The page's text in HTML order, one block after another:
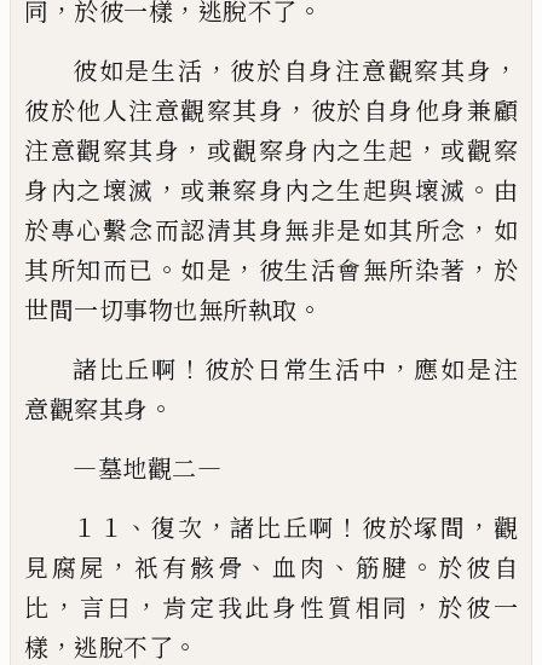
同 ， 於彼一樣 ， 逃脫不了 。
彼如是生活 ， 彼於自身注意觀察其身 ，
彼於他人注意觀察其身 ， 彼於自身他身兼顧
注意觀察其身 ， 或觀察身內之生起 ， 或觀察
身內之壞滅 ， 或兼察身內之生起與壞滅 。 由
於專心繫念而認清其身無非是如其所念 ， 如
其所知而已 。 如是 ， 彼生活會無所染著 ， 於
世間一切事物也無所執取 。
諸比丘啊 ！ 彼於日常生活中 ， 應如是注
意觀察其身 。
—墓地觀二—
１１ 、復次 ，諸比丘啊 ！ 彼於塚間 ， 觀
見腐屍 ， 祇有骸骨 、血肉 、 筋腱 。 於彼自
比 ， 言曰 ， 肯定我此身性質相同 ， 於彼一
樣 ， 逃脫不了 。